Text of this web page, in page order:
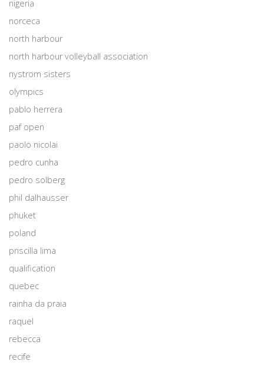
nigeria
norceca
north harbour
north harbour volleyball association
nystrom sisters
olympics
pablo herrera
paf open
paolo nicolai
pedro cunha
pedro solberg
phil dalhausser
phuket
poland
priscilla lima
qualification
quebec
rainha da praia
raquel
rebecca
recife